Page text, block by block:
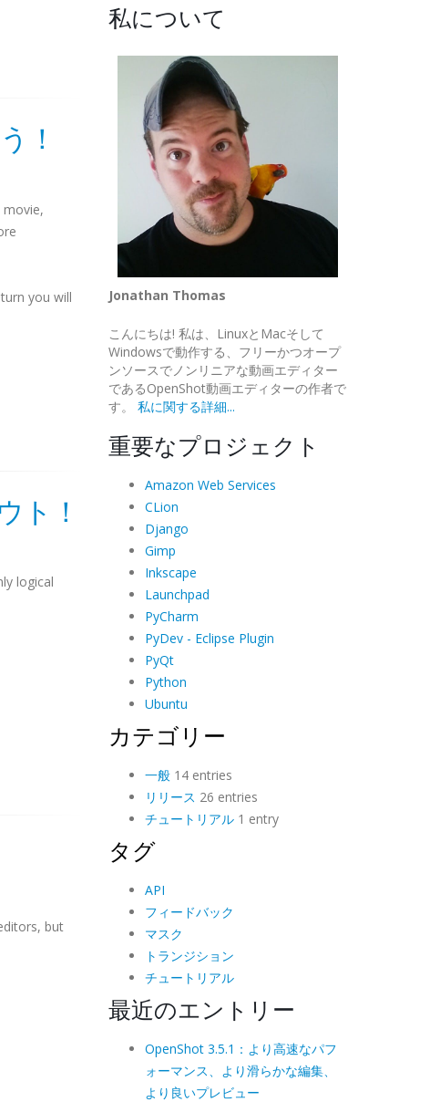
！
you will
ト！
logical
but
私について
Jonathan Thomas
こんにちは! 私は、LinuxとMacそして
Windowsで動作する、フリーかつオープ
ンソースでノンリニアな動画エディター
であるOpenShot動画エディターの作者で
す。 私に関する詳細...
重要なプロジェクト
Amazon Web Services
CLion
Django
Gimp
Inkscape
Launchpad
PyCharm
PyDev - Eclipse Plugin
PyQt
Python
Ubuntu
カテゴリー
一般14 entries
リリース 26 entries
チュートリアル1 entry
タグ
API
フィードバック
マスク
トランジション
チュートリアル
最近のエントリー
OpenShot 3.5.1：より高速なパフ
ォーマンス、より滑らかな編集、
より良いプレビュー